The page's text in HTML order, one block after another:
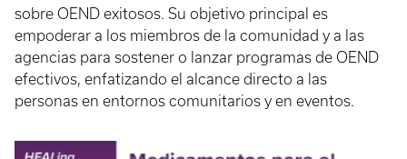
sobre OEND exitosos. Su objetivo principal es
empoderar a los miembros de la comunidad y a las
agencias para sostener o lanzar programas de OEND
efectivos, enfatizando el alcance directo a las
personas en entornos comunitarios y en eventos.